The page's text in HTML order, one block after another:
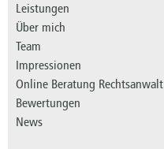
Leistungen
Über mich
Team
Impressionen
Online Beratung Rechtsanwalt
Bewertungen
News